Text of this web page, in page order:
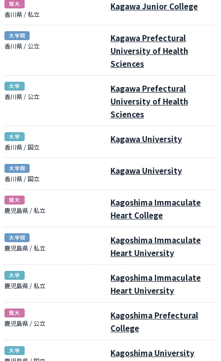
香川県 / 私立
Kagawa Junior College
香川県 / 公立
Kagawa Prefectural
University of Health
Sciences
香川県 / 公立
Kagawa Prefectural
University of Health
Sciences
香川県 / 国立
Kagawa University
香川県 / 国立
Kagawa University
鹿児島県 / 私立
Kagoshima Immaculate
Heart College
鹿児島県 / 私立
Kagoshima Immaculate
Heart University
鹿児島県 / 私立
Kagoshima Immaculate
Heart University
鹿児島県 / 公立
Kagoshima Prefectural
College
Kagoshima University